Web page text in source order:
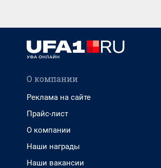
О компании
Реклама на сайте
Прайс-лист
О компании
Наши награды
Наши вакансии